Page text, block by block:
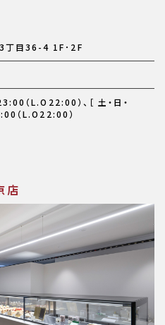
丁目36-4 1F･2F
（L.O22:00）、［ 土・日・
（L.O22:00）
店